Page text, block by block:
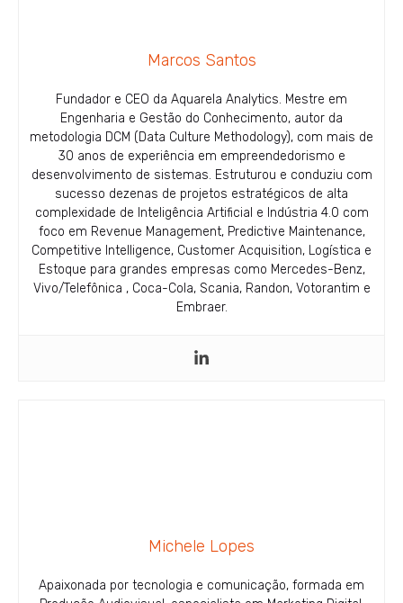
Marcos Santos
Fundador e CEO da Aquarela Analytics. Mestre em
Engenharia e Gestão do Conhecimento, autor da
metodologia DCM (Data Culture Methodology), com mais de
30 anos de experiência em empreendedorismo e
desenvolvimento de sistemas. Estruturou e conduziu com
sucesso dezenas de projetos estratégicos de alta
complexidade de Inteligência Artificial e Indústria 4.0 com
foco em Revenue Management, Predictive Maintenance,
Competitive Intelligence, Customer Acquisition, Logística e
Estoque para grandes empresas como Mercedes-Benz,
Vivo/Telefônica , Coca-Cola, Scania, Randon, Votorantim e
Embraer.
Michele Lopes
Apaixonada por tecnologia e comunicação, formada em